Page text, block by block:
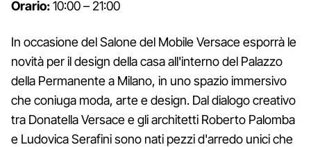
Orario:10:00 – 21:00
In occasione del Salone del Mobile Versace esporrà le
novità per il design della casa all'interno del Palazzo
della Permanente a Milano, in uno spazio immersivo
che coniuga moda, arte e design. Dal dialogo creativo
tra Donatella Versace e gli architetti Roberto Palomba
e Ludovica Serafini sono nati pezzi d'arredo unici che